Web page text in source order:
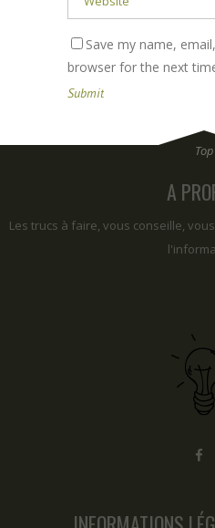
Save my name,
browser for the next
A
Les trucs à faire, vous conseille,